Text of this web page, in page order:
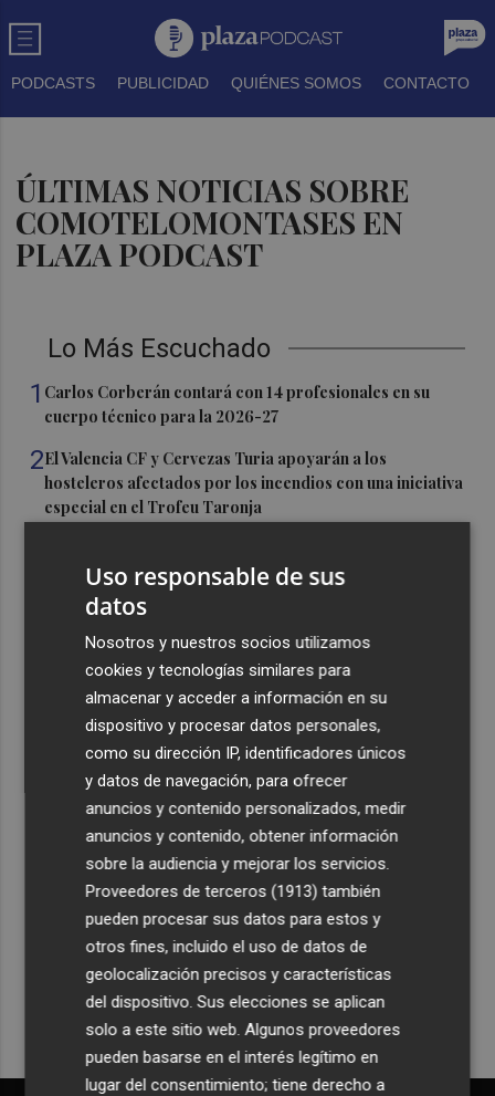
PODCASTS PUBLICIDAD QUIÉNES SOMOS CONTACTO
ÚLTIMAS NOTICIAS SOBRE
COMOTELOMONTASES EN
PLAZA PODCAST
Lo Más Escuchado
1 Carlos Corberán contará con 14 profesionales en su
cuerpo técnico para la 2026-27
2El Valencia CF y Cervezas Turia apoyarán a los
hosteleros afectados por los incendios con una iniciativa
especial en el Trofeu Taronja
intervención de EEUU y Japón en el yen
El PSPV de Benidorm replica a la Generalitat sobre
Punta Llisera: "No estamos ante un debate político, sino
ante una situación declarada ilegal"
El transporte urbano por autobús aumenta un 1,9% en
junio en Comunitat Valenciana hasta los 17,4 millones
Recibe toda la actualidad de
Plaza Podcast en tu correo
Quiero suscribirme
Uso responsable de sus
datos
Nosotros y nuestros socios utilizamos
cookies y tecnologías similares para
almacenar y acceder a información en su
dispositivo y procesar datos personales,
como su dirección IP, identificadores únicos
y datos de navegación, para ofrecer
anuncios y contenido personalizados, medir
anuncios y contenido, obtener información
sobre la audiencia y mejorar los servicios.
Proveedores de terceros (1913) también
pueden procesar sus datos para estos y
otros fines, incluido el uso de datos de
geolocalización precisos y características
del dispositivo. Sus elecciones se aplican
solo a este sitio web. Algunos proveedores
pueden basarse en el interés legítimo en
lugar del consentimiento; tiene derecho a